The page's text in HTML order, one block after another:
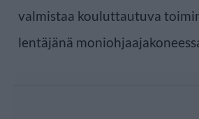
valmistaa kouluttautuva
lentäjänä